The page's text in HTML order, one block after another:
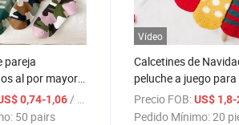
pareja
al por mayor
y hombres, de
con
0,74-1,06 / pairs
50 pairs
Vídeo
Calcetines de
peluche a juego para
hijos con dibujos de
Claus, muñeco de
Precio FOB: US$
Pedido Mínimo:20